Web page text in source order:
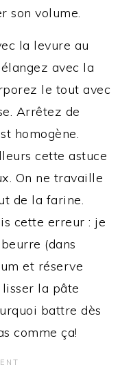
son volume.
la levure au
avec la
le tout avec
Arrêtez de
homogène.
cette astuce
On ne travaille
de la farine.
cette erreur : je
(dans
et réserve
la pâte
battre dès
comme ça!